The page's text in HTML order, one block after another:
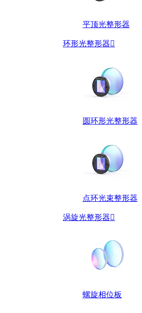
平顶光整形器
环形光整形器
圆环形光整形器
点环光束整形器
涡旋光整形器
螺旋相位板